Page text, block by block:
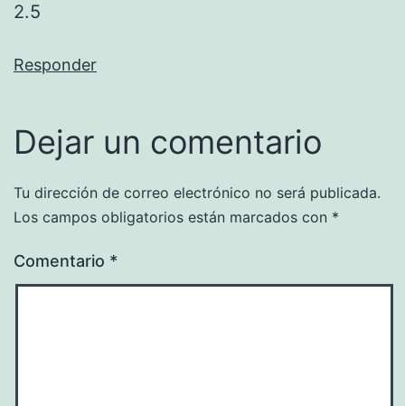
2.5
Responder
Dejar un comentario
Tu dirección de correo electrónico no será publicada.
Los campos obligatorios están marcados con *
Comentario *